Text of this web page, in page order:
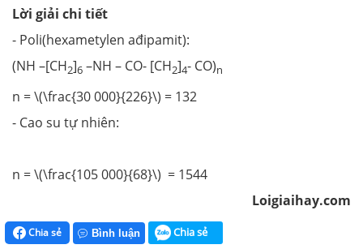
Lời giải chi tiết
- Poli(hexametylen ađipamit):
(NH –[CH2]6 –NH – CO- [CH2]4- CO)n
n = \(\frac{30 000}{226}\) = 132
- Cao su tự nhiên:
n = \(\frac{105 000}{68}\) = 1544
Loigiaihay.com
Chia sẻ Bình luận Chia sẻ